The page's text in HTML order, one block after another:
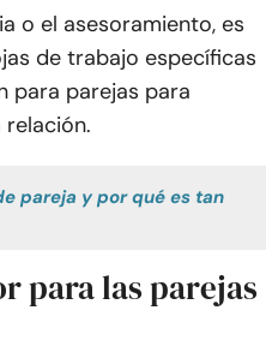
o el asesoramiento, es
de trabajo específicas
para parejas para
pareja y por qué es tan
para las parejas